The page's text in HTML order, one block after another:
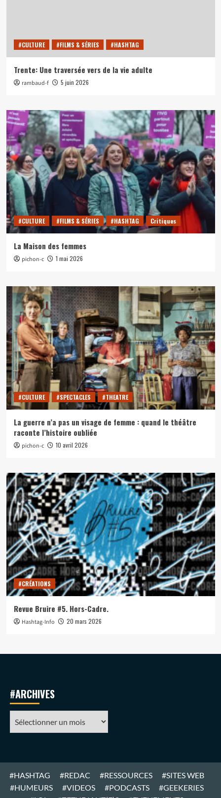
#CULTURE #FILMS & SÉRIES #HASHTAG
Trente: Une traversée vers de la vie adulte
rambaud-f 5 juin 2026
#CULTURE #FILMS & SÉRIES #HASHTAG Critiques
La Maison des femmes
pichon-c 1 mai 2026
#CULTURE #SPECTACLES #THEATRE
La guerre n’a pas un visage de femme : quand le théâtre
raconte l’histoire oubliée
pichon-c 10 avril 2026
#CRÉATIONS
Revue Bruire #5. Hors-Cadre.
Hashtag-Info 20 mars 2026
#ARCHIVES
#HASHTAG #REDAC #RESSOURCES
#SITES WEB
#HUMEURS
#VIDEOS #PODCASTS
#GEEKERIES